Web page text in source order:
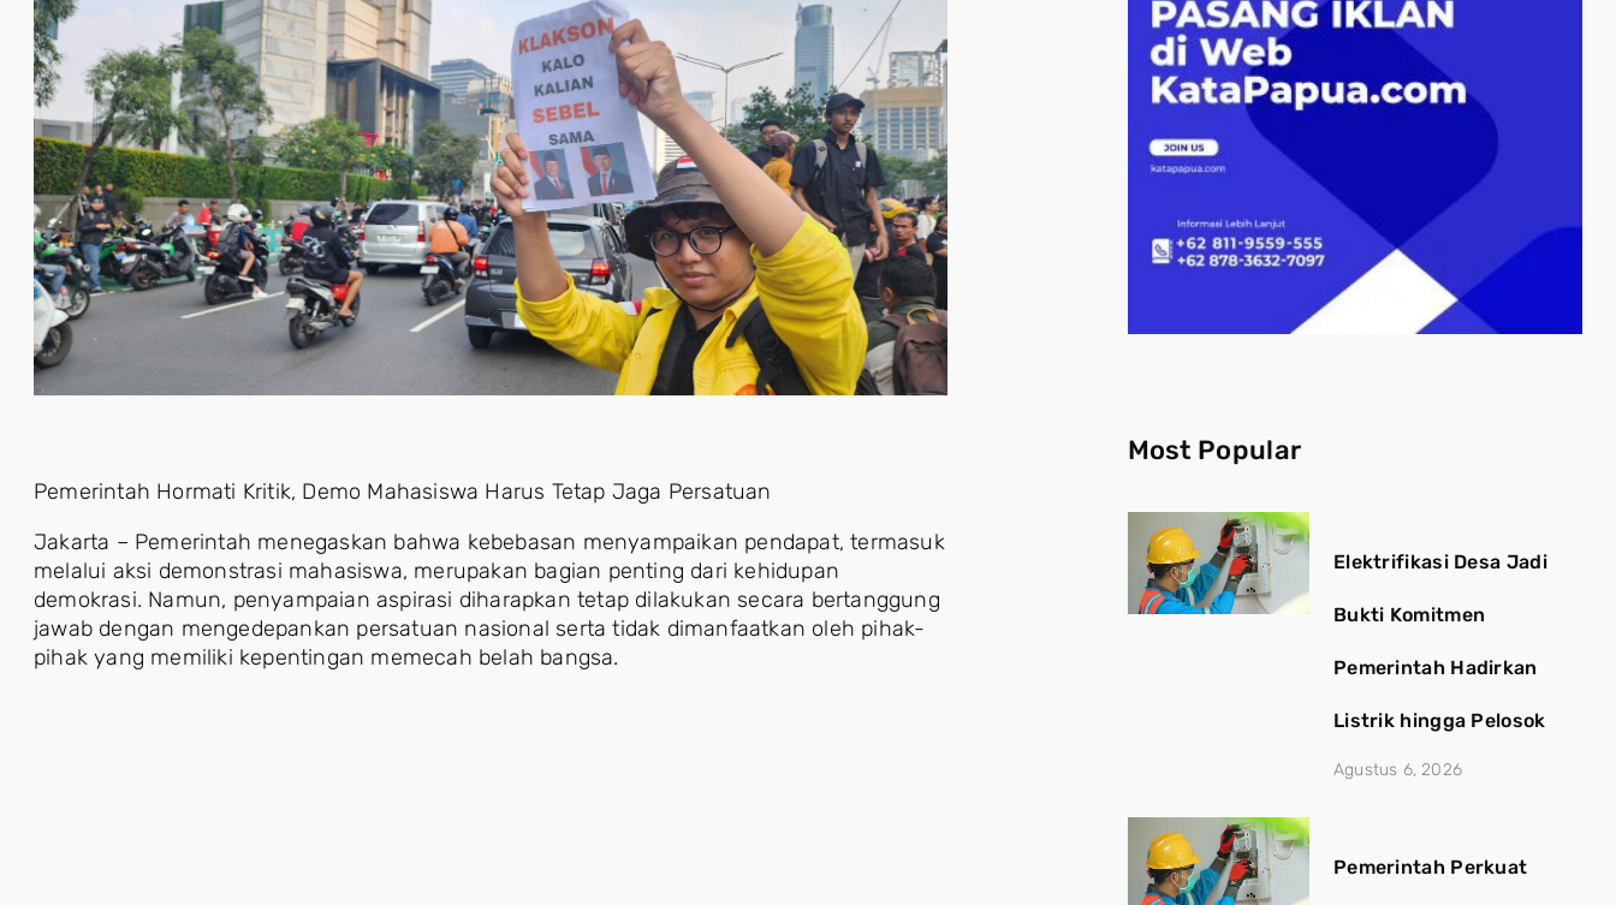
Pemerintah Hormati Kritik, Demo Mahasiswa Harus Tetap Jaga Persatuan
Jakarta – Pemerintah menegaskan bahwa kebebasan menyampaikan pendapat, termasuk
melalui aksi demonstrasi mahasiswa, merupakan bagian penting dari kehidupan
demokrasi. Namun, penyampaian aspirasi diharapkan tetap dilakukan secara bertanggung
jawab dengan mengedepankan persatuan nasional serta tidak dimanfaatkan oleh pihak-
pihak yang memiliki kepentingan memecah belah bangsa.
Most Popular
Elektrifikasi Desa Jadi
Bukti Komitmen
Pemerintah Hadirkan
Listrik hingga Pelosok
Agustus 6, 2026
Pemerintah Perkuat